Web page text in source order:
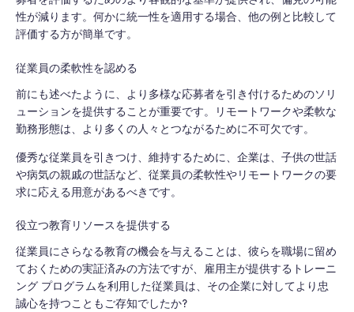
性が減ります。何かに統一性を適用する場合、他の例と比較して
評価する方が簡単です。
従業員の柔軟性を認める
前にも述べたように、より多様な応募者を引き付けるためのソリ
ューションを提供することが重要です。リモートワークや柔軟な
勤務形態は、より多くの人々とつながるために不可欠です。
優秀な従業員を引きつけ、維持するために、企業は、子供の世話
や病気の親戚の世話など、従業員の柔軟性やリモートワークの要
求に応える用意があるべきです。
役立つ教育リソースを提供する
従業員にさらなる教育の機会を与えることは、彼らを職場に留め
ておくための実証済みの方法ですが、雇用主が提供するトレーニ
ング プログラムを利用した従業員は、その企業に対してより忠
誠心を持つこともご存知でしたか?